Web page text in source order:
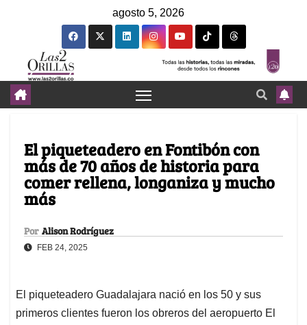
agosto 5, 2026
El piqueteadero en Fontibón con
más de 70 años de historia para
comer rellena, longaniza y mucho
más
Por Alison Rodríguez
FEB 24, 2025
El piqueteadero Guadalajara nació en los 50 y sus
primeros clientes fueron los obreros del aeropuerto El